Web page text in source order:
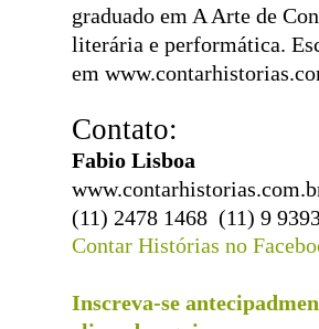
graduado em A Arte de
literária e performática.
em
Contato:
Fabio Lisboa
(11) 2478 1468 (11) 9
Contar Histórias no
Inscreva-se